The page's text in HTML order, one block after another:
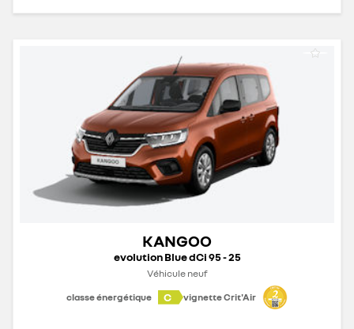
KANGOO
evolution Blue dCi 95 - 25
Véhicule neuf
classe énergétique
C vignette Crit'Air